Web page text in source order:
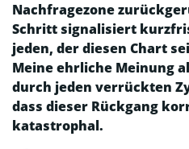
Nachfragezone
Schritt signalisiert
jeden, der diesen Chart
Meine ehrliche Meinung
durch jeden verrückten
dass dieser Rückgang
katastrophal.